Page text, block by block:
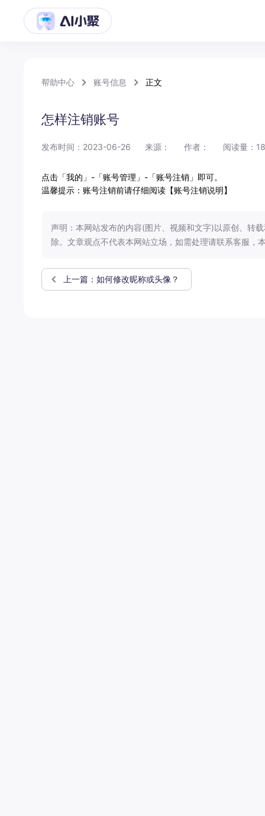
帮助中心 账号信息 正文
怎样注销账号
发布时间：2023-06-26 来源： 作者： 阅读量：
点击 「我的」 - 「账号管理」 - 「账号注销」 即可。
温馨提示： 账号注销前请仔细阅读【账号注销说明】
声明：本网站发布的内容(图片、视频和文字)以原创、转
除。文章观点不代表本网站立场，如需处理请联系客服，
上一篇：如何修改昵称或头像？